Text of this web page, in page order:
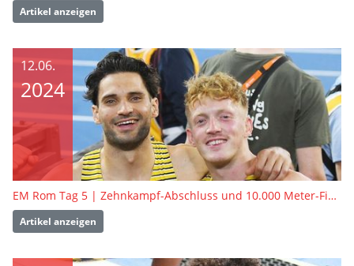
Artikel anzeigen
12.06.
2024
EM Rom Tag 5 | Zehnkampf-Abschluss und 10.000 Meter-Finale
Artikel anzeigen